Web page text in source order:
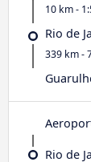
10 km -
Rio de
339 km -
Rio de